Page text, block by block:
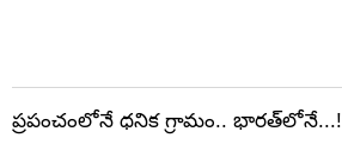
ప్రపంచంలోనే ధనిక గ్రామం.. భారత్‌లోనే...!